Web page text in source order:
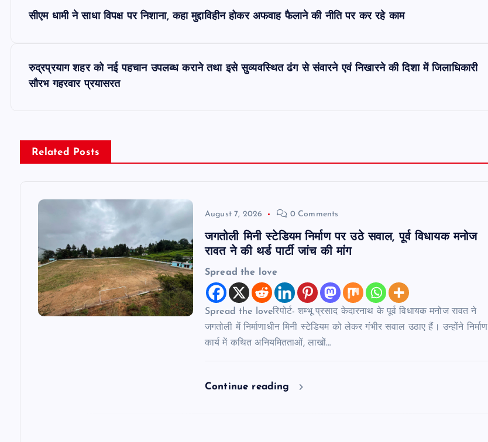
n
a
सीएम धामी ने साधा विपक्ष पर निशाना, कहा मुद्दाविहीन होकर अफवाह फैलाने की नीति पर कर रहे काम
रुद्रप्रयाग शहर को नई पहचान उपलब्ध कराने तथा इसे सुव्यवस्थित ढंग से संवारने एवं निखारने की दिशा में जिलाधिकारी
सौरभ गहरवार प्रयासरत
Related Posts
August 7, 2026 0 Comments
जगतोली मिनी स्टेडियम निर्माण पर उठे सवाल, पूर्व विधायक मनोज
रावत ने की थर्ड पार्टी जांच की मांग
Spread the love
Spread the loveरिपोर्ट- शम्भू प्रसाद केदारनाथ के पूर्व विधायक मनोज रावत ने
जगतोली में निर्माणाधीन मिनी स्टेडियम को लेकर गंभीर सवाल उठाए हैं। उन्होंने निर्माण
कार्य में कथित अनियमितताओं, लाखों…
Continue reading